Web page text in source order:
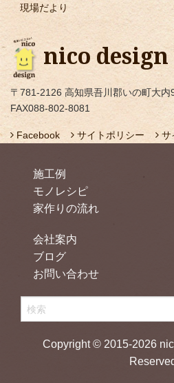
現場だより
nico design
〒781-2126 高知県吾川郡いの町
FAX088-802-8081
Facebook サイトポリシー サ
施工例
モノレシピ
家作りの流れ
会社案内
ブログ
お問い合わせ
Copyright © 2015-2026